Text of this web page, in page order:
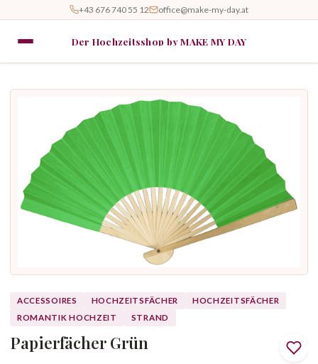
+43 676 740 55 12 office@make-my-day.at
Der Hochzeitsshop by MAKE MY DAY
ACCESSOIRES HOCHZEITSFÄCHER
HOCHZEITSFÄCHER
ROMANTIK HOCHZEIT
STRAND
Papierfächer Grün